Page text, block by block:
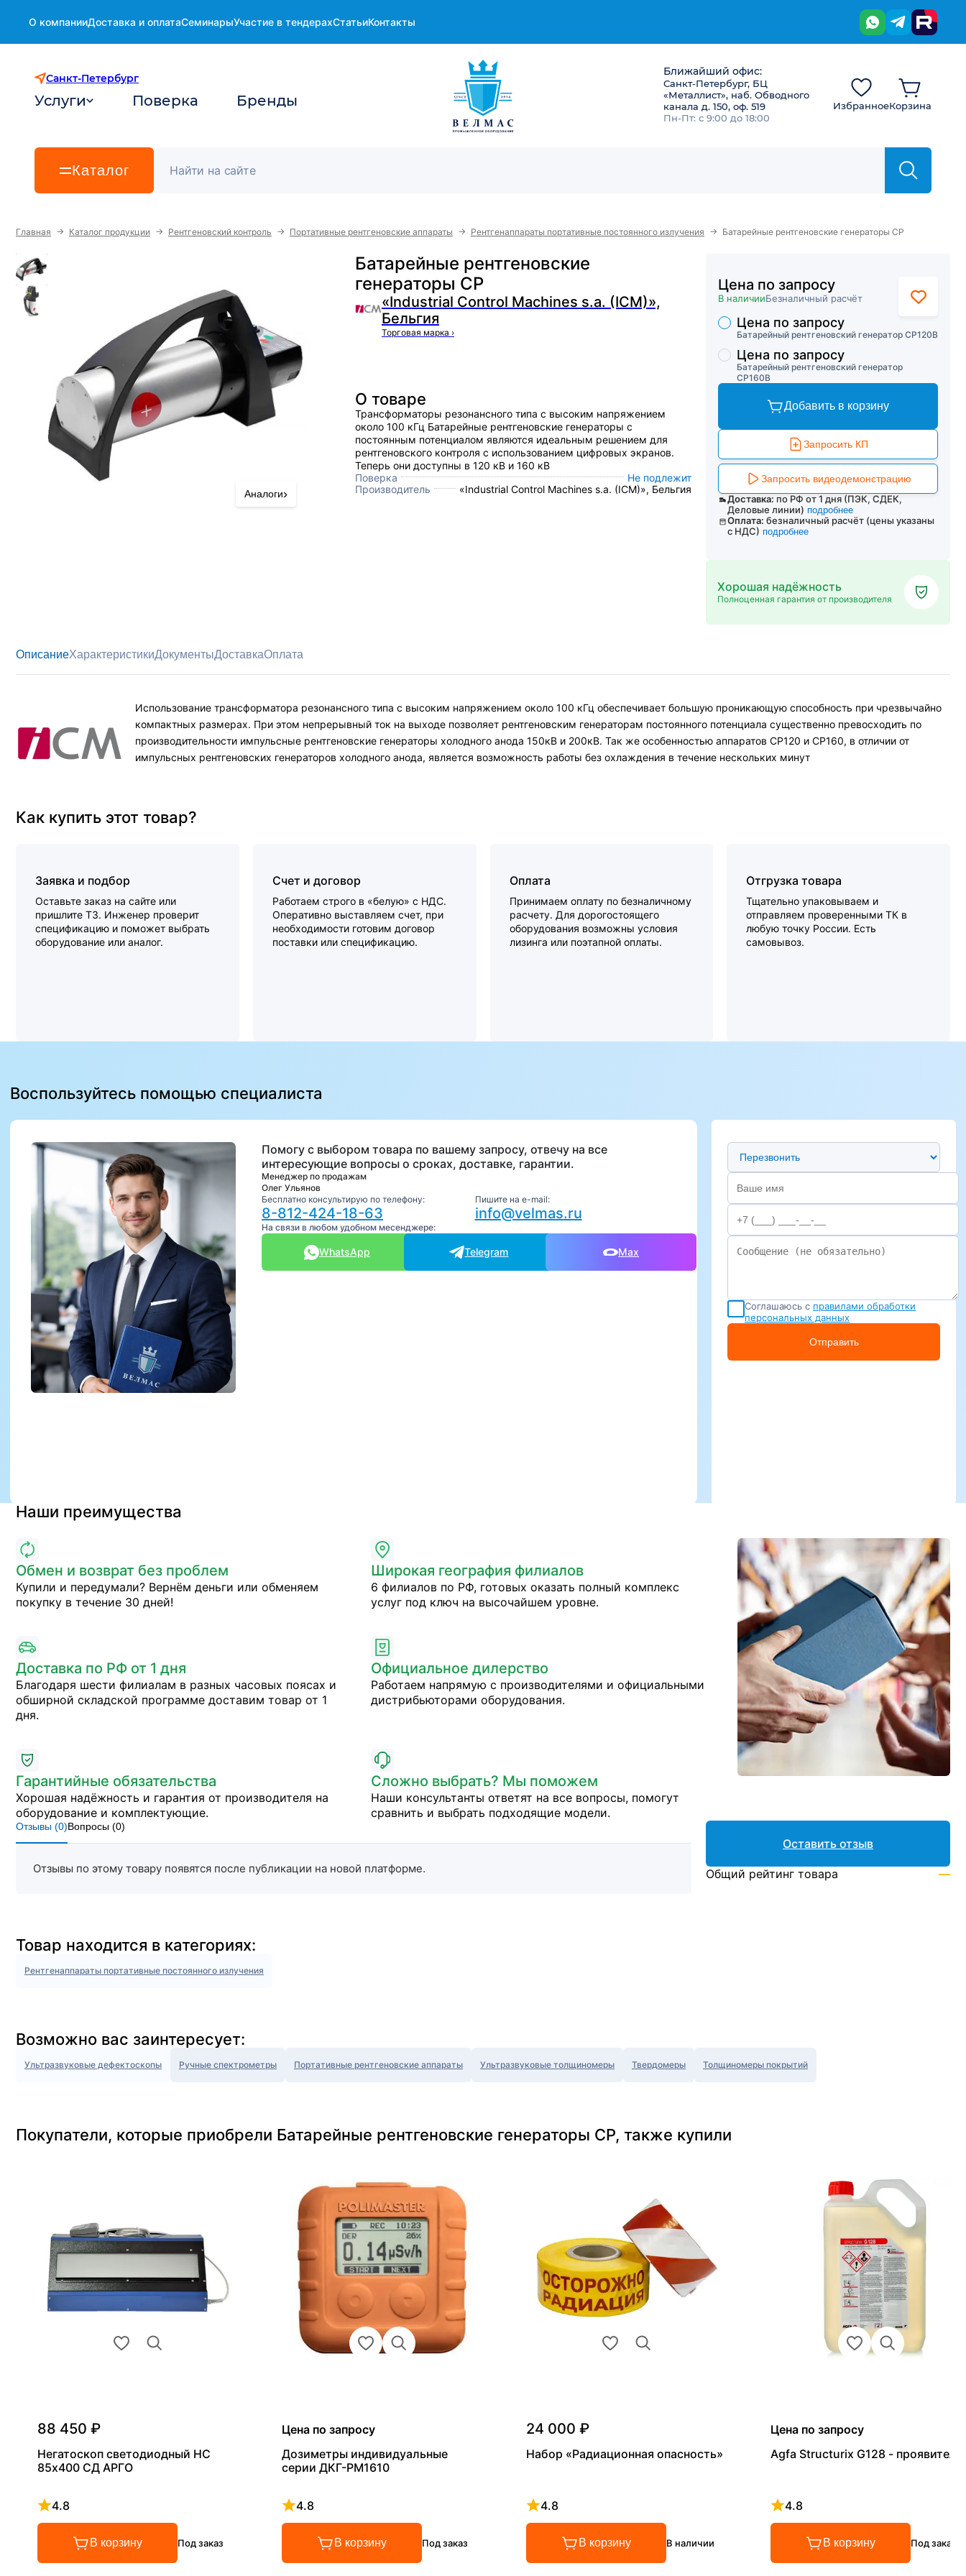
О компанииДоставка и оплатаСеминарыУчастие в тендерахСтатьиКонтакты
Санкт-Петербург
Услуги Поверка Бренды
Ближайший офис:
Санкт-Петербург, БЦ
«Металлист», наб. Обводного
канала д. 150, оф. 519
Пн-Пт: с 9:00 до 18:00
ИзбранноеКорзина
Каталог
Главная → Каталог продукции → Рентгеновский контроль → Портативные рентгеновские аппараты → Рентгенаппараты портативные постоянного излучения → Батарейные рентгеновские генераторы CP
Батарейные рентгеновские
генераторы CP
«Industrial Control Machines s.a. (ICM)»,
Бельгия
Торговая марка ›
Аналоги›
О товаре
Трансформаторы резонансного типа с высоким напряжением
около 100 кГц Батарейные рентгеновские генераторы с
постоянным потенциалом являются идеальным решением для
рентгеновского контроля с использованием цифровых экранов.
Теперь они доступны в 120 кВ и 160 кВ
Поверка
Не подлежит
Производитель
«Industrial Control Machines s.a. (ICM)», Бельгия
Цена по запросу
В наличииБезналичный расчёт
Торговые предложения
Батарейный рентгеновский генератор CP120B
Цена по запросу
Батарейный рентгеновский генератор
CP160B
Цена по запросу
Добавить в корзину
Запросить КП
Запросить видеодемонстрацию
Доставка: по РФ от 1 дня (ПЭК, СДЕК,
Деловые линии) подробнее
Оплата: безналичный расчёт (цены указаны
с НДС) подробнее
Хорошая надёжность
Полноценная гарантия от производителя
ОписаниеХарактеристикиДокументыДоставкаОплата
Использование трансформатора резонансного типа с высоким напряжением около 100 кГц обеспечивает большую проникающую способность при чрезвычайно
компактных размерах. При этом непрерывный ток на выходе позволяет рентгеновским генераторам постоянного потенциала существенно превосходить по
производительности импульсные рентгеновские генераторы холодного анода 150кВ и 200кВ. Так же особенностью аппаратов СР120 и СР160, в отличии от
импульсных рентгеновских генераторов холодного анода, является возможность работы без охлаждения в течение нескольких минут
Как купить этот товар?
Заявка и подбор
Оставьте заказ на сайте или
пришлите ТЗ. Инженер проверит
спецификацию и поможет выбрать
оборудование или аналог.
Счет и договор
Работаем строго в «белую» с НДС.
Оперативно выставляем счет, при
необходимости готовим договор
поставки или спецификацию.
Оплата
Принимаем оплату по безналичному
расчету. Для дорогостоящего
оборудования возможны условия
лизинга или поэтапной оплаты.
Отгрузка товара
Тщательно упаковываем и
отправляем проверенными ТК в
любую точку России. Есть
самовывоз.
Воспользуйтесь помощью специалиста
Помогу с выбором товара по вашему запросу, отвечу на все
интересующие вопросы о сроках, доставке, гарантии.
Менеджер по продажам
Олег Ульянов
Бесплатно консультирую по телефону:
8-812-424-18-63
Пишите на e-mail:
info@velmas.ru
На связи в любом удобном месенджере:
WhatsApp Telegram Max
Предпочтительный способ связи
Соглашаюсь с правилами обработки
персональных данных
Отправить
Наши преимущества
Обмен и возврат без проблем
Купили и передумали? Вернём деньги или обменяем
покупку в течение 30 дней!
Широкая география филиалов
6 филиалов по РФ, готовых оказать полный комплекс
услуг под ключ на высочайшем уровне.
Доставка по РФ от 1 дня
Благодаря шести филиалам в разных часовых поясах и
обширной складской программе доставим товар от 1
дня.
Официальное дилерство
Работаем напрямую с производителями и официальными
дистрибьюторами оборудования.
Гарантийные обязательства
Хорошая надёжность и гарантия от производителя на
оборудование и комплектующие.
Сложно выбрать? Мы поможем
Наши консультанты ответят на все вопросы, помогут
сравнить и выбрать подходящие модели.
Отзывы (0)Вопросы (0)
Отзывы по этому товару появятся после публикации на новой платформе.
Оставить отзыв
Общий рейтинг товара —
Товар находится в категориях:
Рентгенаппараты портативные постоянного излучения
Возможно вас заинтересует:
Ультразвуковые дефектоскопы Ручные спектрометры Портативные рентгеновские аппараты Ультразвуковые толщиномеры Твердомеры Толщиномеры покрытий
Покупатели, которые приобрели Батарейные рентгеновские генераторы CP, также купили
88 450 ₽
Негатоскоп светодиодный НС
85х400 СД АРГО
4.8
Рейтинг 4.8 из 5
В корзину Под заказ
Цена по запросу
Дозиметры индивидуальные
серии ДКГ-PM1610
4.8
Рейтинг 4.8 из 5
В корзину Под заказ
24 000 ₽
Набор «Радиационная опасность»
4.8
Рейтинг 4.8 из 5
В корзину В наличии
Цена по запросу
Agfa Structurix G128 - проявитель
4.8
Рейтинг 4.8 из 5
В корзину Под заказ